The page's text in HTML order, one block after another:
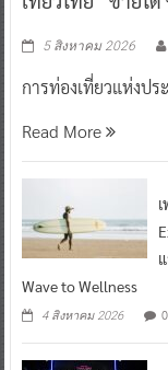
5 สิงหาคม 2026
การท่องเที่ยวแห่งปร
Read More
Wave to Wellness
4 สิงหาคม 2026 0